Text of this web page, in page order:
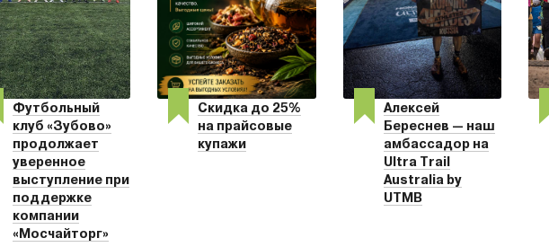
Футбольный
клуб «Зубово»
продолжает
уверенное
выступление при
поддержке
компании
«Мосчайторг»
Скидка до 25%
на прайсовые
купажи
Алексей
Береснев — наш
амбассадор на
Ultra Trail
Australia by
UTMB